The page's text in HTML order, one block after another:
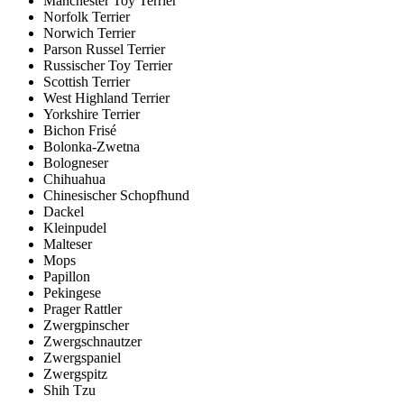
Norfolk Terrier
Norwich Terrier
Parson Russel Terrier
Russischer Toy Terrier
Scottish Terrier
West Highland Terrier
Yorkshire Terrier
Bichon Frisé
Bolonka-Zwetna
Bologneser
Chihuahua
Chinesischer Schopfhund
Dackel
Kleinpudel
Malteser
Mops
Papillon
Pekingese
Prager Rattler
Zwergpinscher
Zwergschnautzer
Zwergspaniel
Zwergspitz
Shih Tzu